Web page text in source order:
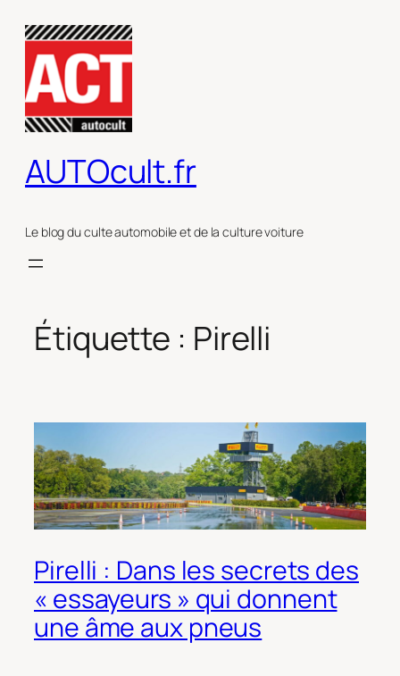
contenu
AUTOcult.fr
Le blog du culte automobile et de la culture voiture
Étiquette : Pirelli
Pirelli : Dans les secrets des
« essayeurs » qui donnent
une âme aux pneus